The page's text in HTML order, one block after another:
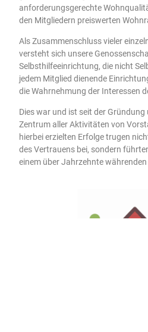
anforderungsgerechte
den Mitgliedern preiswerten
Als Zusammenschluss vieler
versteht sich unsere
Selbsthilfeeinrichtung, die nicht
jedem Mitglied dienende
die Wahrnehmung der Interessen
Dies war und ist seit der
Zentrum aller Aktivitäten von
hierbei erzielten Erfolge trugen
des Vertrauens bei, sondern
einem über Jahrzehnte